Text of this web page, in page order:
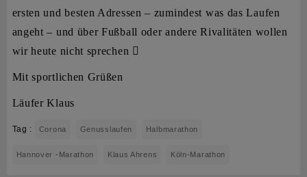
ersten und besten Adressen – zumindest was das Laufen
angeht – und über Fußball oder andere Rivalitäten wollen
wir heute nicht sprechen 
Mit sportlichen Grüßen
Läufer Klaus
Tag : Corona Genusslaufen Halbmarathon
Hannover -Marathon Klaus Ahrens Köln-Marathon